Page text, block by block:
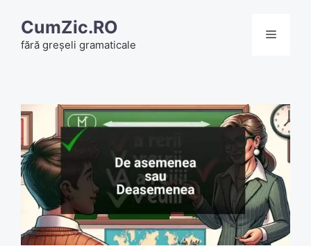
content
CumZic.RO
fără greșeli gramaticale
Menu